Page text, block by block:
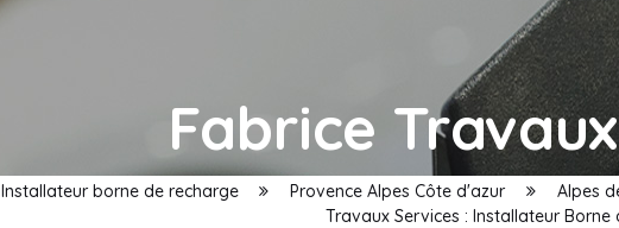
Fabrice
Installateur borne de recharge Provence Alpes Côte d'azur Alpes
Travaux Services : Installateur Borne